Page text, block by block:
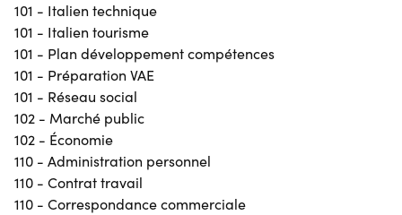
101 - Italien technique
101 - Italien tourisme
101 - Plan développement compétences
101 - Préparation VAE
101 - Réseau social
102 - Marché public
102 - Économie
110 - Administration personnel
110 - Contrat travail
110 - Correspondance commerciale